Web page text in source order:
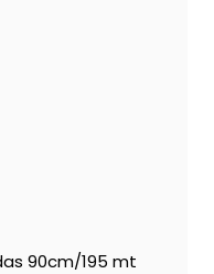
90cm/195 mt